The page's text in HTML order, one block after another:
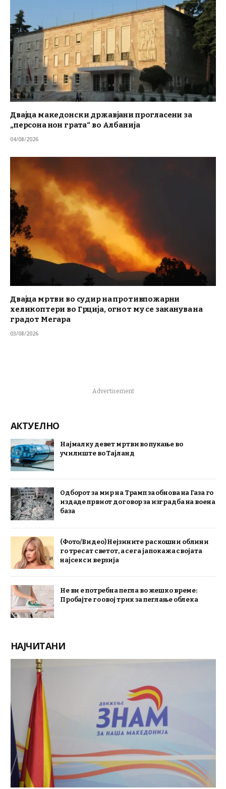
Двајца македонски државјани прогласени за
„персона нон грата“ во Албанија
04/08/2026
Двајца мртви во судир на противпожарни
хеликоптери во Грција, огнот му се заканува на
градот Мегара
03/08/2026
Advertisement
АКТУЕЛНО
Најмалку девет мртви во пукање во
училиште во Тајланд
Одборот за мир на Трамп за обнова на Газа го
издаде првиот договор за изградба на воена
база
(Фото/Видео) Нејзините раскошни облини
го тресат светот, а сега ја покажа својата
најсекси верзија
Не ви е потребна пегла во жешко време:
Пробајте го овој трик за пеглање облека
НАЈЧИТАНИ